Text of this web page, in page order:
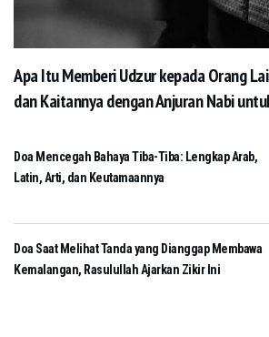
Apa Itu Memberi Udzur kepada Orang
dan Kaitannya dengan Anjuran Nabi
Doa Mencegah Bahaya Tiba-Tiba: Lengkap Arab,
Latin, Arti, dan Keutamaannya
Doa Saat Melihat Tanda yang Dianggap Membawa
Kemalangan, Rasulullah Ajarkan Zikir Ini